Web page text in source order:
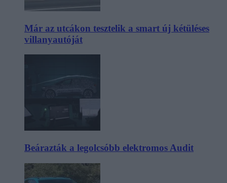
Már az utcákon tesztelik a smart új kétüléses
villanyautóját
Beárazták a legolcsóbb elektromos Audit